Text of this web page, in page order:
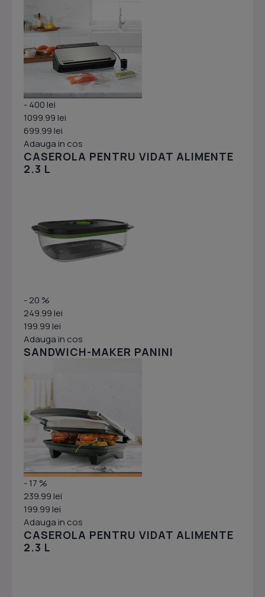
- 400 lei
1099.99 lei
699.99 lei
Adauga in cos
CASEROLA PENTRU VIDAT ALIMENTE
2.3 L
- 20 %
249.99 lei
199.99 lei
Adauga in cos
SANDWICH-MAKER PANINI
- 17 %
239.99 lei
199.99 lei
Adauga in cos
CASEROLA PENTRU VIDAT ALIMENTE
2.3 L